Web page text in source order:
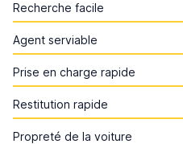
Recherche facile
Agent serviable
Prise en charge rapide
Restitution rapide
Propreté de la voiture